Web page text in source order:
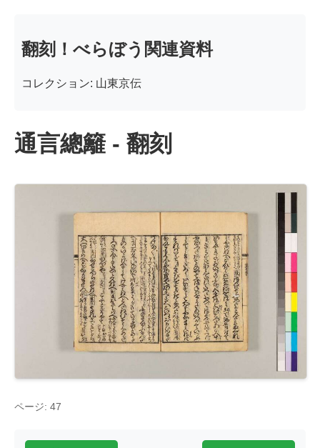
翻刻！べらぼう関連資料
コレクション: 山東京伝
通言總籬 - 翻刻
ページ: 47